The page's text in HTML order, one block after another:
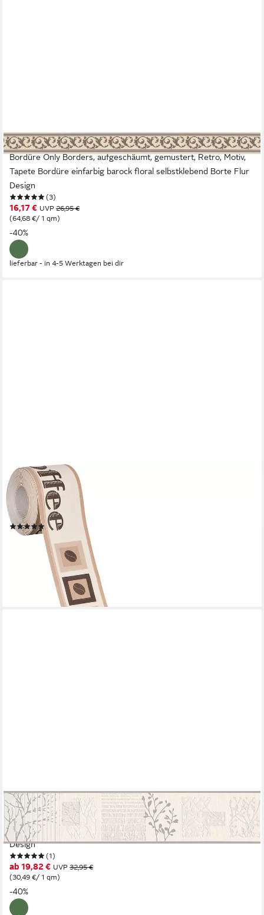
A.S. CRÉATION
Bordüre Only Borders, aufgeschäumt, gemustert, Retro, Motiv,
Tapete Bordüre einfarbig barock floral selbstklebend Borte Flur
Design
(3)
16,17 € UVP 26,95 €
(64,68 €/ 1 qm)
-40%
lieferbar - in 4-5 Werktagen bei dir
A.S. CRÉATION
Bordüre Only Borders, aufgeschäumt, gemustert, Motiv, mit
Schrift, Kaffee Bordüre selbstklebend Borte Wohnzimmer
modern Design Wandtapete
(4)
15,42 € UVP
(61,68 €/ 1 qm)
lieferbar - in 4-5 Werktagen bei dir
A.S. CRÉATION
Bordüre Only Borders, aufgeschäumt, floral, natürlich, Wald,
Struktur Tapete Bordüre Stein glatt Borte Wohnzimmer modern
Design
(1)
ab 19,82 € UVP 32,95 €
(30,49 €/ 1 qm)
-40%